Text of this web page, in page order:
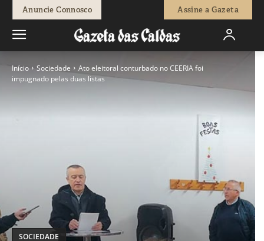
Anuncie Connosco Assine a Gazeta
Início Sociedade
Ato eleitoral conturbado no CEERIA foi
impugnado pelas duas listas
SOCIEDADE